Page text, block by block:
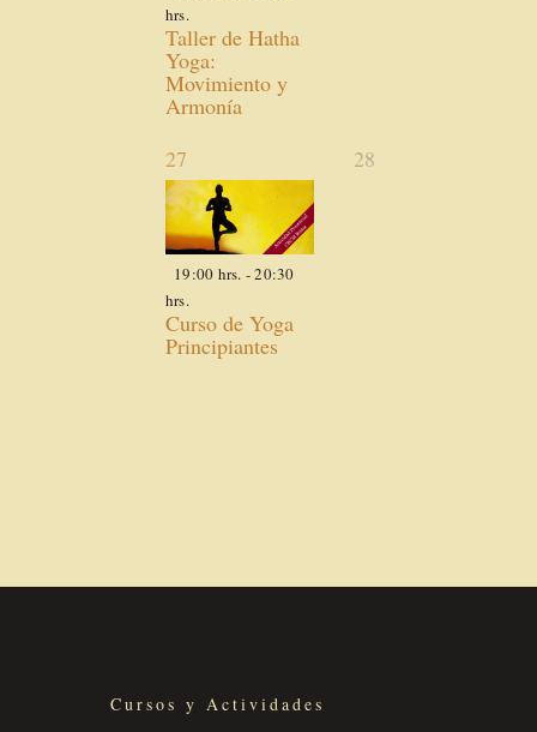
hrs.
Taller de Hatha
Yoga:
Movimiento y
Armonía
1
actividad,
27
19:00 hrs. -20:30
hrs.
Curso de Yoga
Principiantes
0
28
Cursos y Actividades